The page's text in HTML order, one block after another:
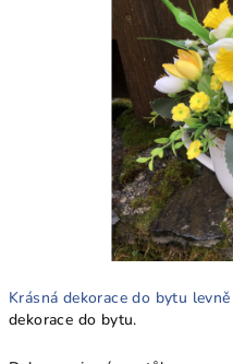
Krásná dekorace do bytu levně
dekorace do bytu.